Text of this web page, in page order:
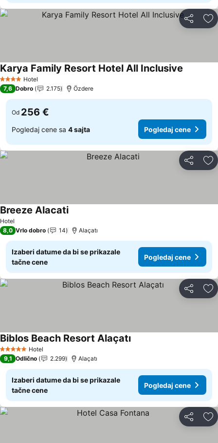
Deli
4 ZvezdiceHotel
Karya Family Resort Hotel All Inclusive
7,6 Dobro 2.175 Özdere
Od 256 €
Pogledaj cene sa 4 sajta Pogledaj cene
Deli
Hotel
Breeze Alacati
8,0 Vrlo dobro 14 Alaçatı
Izaberi datume da bi se prikazale
tačne cene
Pogledaj cene
Deli
5 ZvezdiceHotel
Biblos Beach Resort Alaçatı
9,1 Odlično 2.299 Alaçatı
Izaberi datume da bi se prikazale
tačne cene
Pogledaj cene
Deli